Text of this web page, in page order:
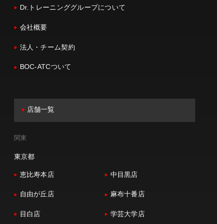
Dr.トレーニンググループについて
会社概要
法人・チーム契約
BOC-ATCついて
店舗一覧
関東
東京都
恵比寿本店 中目黒店
自由が丘店 麻布十番店
目白店 学芸大学店